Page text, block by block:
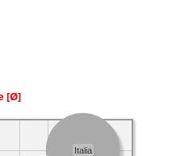
[Ø]
Italia